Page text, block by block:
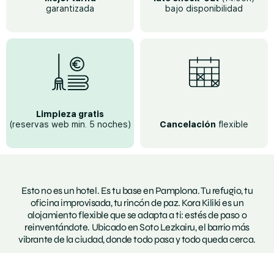
garantizada
bajo disponibilidad
Limpieza gratis
(reservas web min. 5 noches)
Cancelación flexible
Esto no es un hotel. Es tu base en Pamplona. Tu refugio, tu
oficina improvisada, tu rincón de paz. Kora Kiliki es un
alojamiento flexible que se adapta a ti: estés de paso o
reinventándote. Ubicado en Soto Lezkairu, el barrio más
vibrante de la ciudad, donde todo pasa y todo queda cerca.